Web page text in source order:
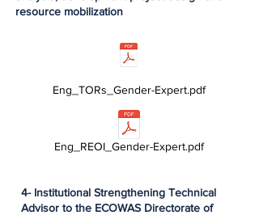
resource mobilization
Eng_TORs_Gender-Expert.pdf
Eng_REOI_Gender-Expert.pdf
4- Institutional Strengthening Technical
Advisor to the ECOWAS Directorate of